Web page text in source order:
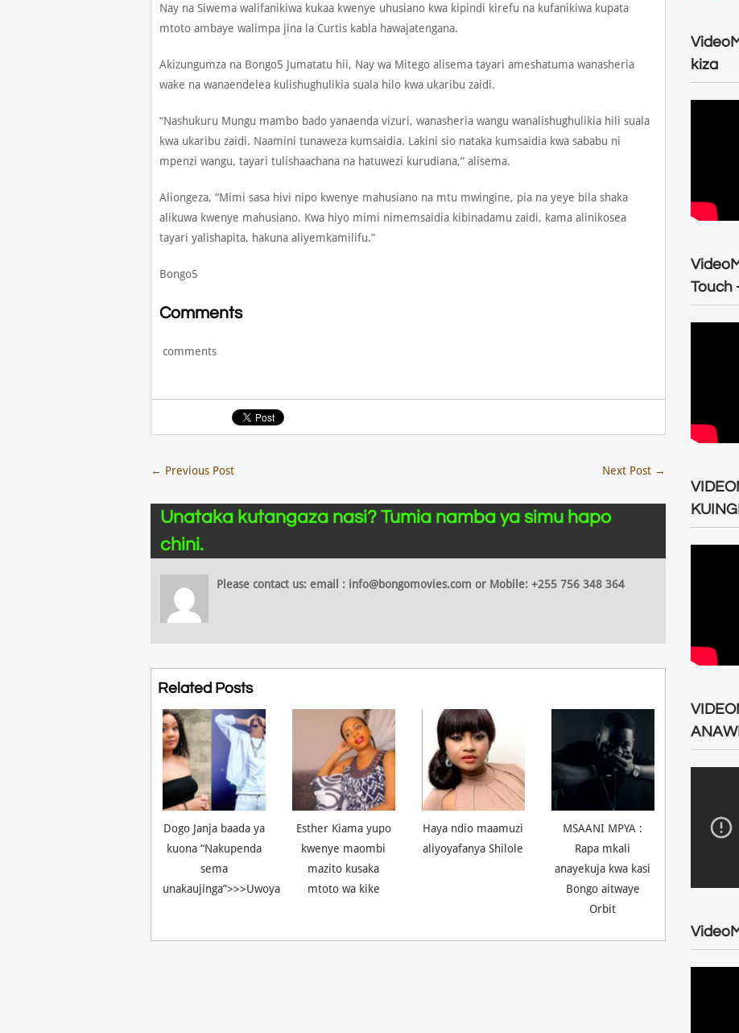
Nay na Siwema walifanikiwa kukaa kwenye uhusiano kwa kipindi kirefu na kufanikiwa kupata
mtoto ambaye walimpa jina la Curtis kabla hawajatengana.
Akizungumza na Bongo5 Jumatatu hii, Nay wa Mitego alisema tayari ameshatuma wanasheria
wake na wanaendelea kulishughulikia suala hilo kwa ukaribu zaidi.
“Nashukuru Mungu mambo bado yanaenda vizuri, wanasheria wangu wanalishughulikia hili suala
kwa ukaribu zaidi. Naamini tunaweza kumsaidia. Lakini sio nataka kumsaidia kwa sababu ni
mpenzi wangu, tayari tulishaachana na hatuwezi kurudiana,” alisema.
Aliongeza, “Mimi sasa hivi nipo kwenye mahusiano na mtu mwingine, pia na yeye bila shaka
alikuwa kwenye mahusiano. Kwa hiyo mimi nimemsaidia kibinadamu zaidi, kama alinikosea
tayari yalishapita, hakuna aliyemkamilifu.”
Bongo5
Comments
comments
← Previous Post Next Post →
Unataka kutangaza nasi? Tumia namba ya simu hapo
chini.
Please contact us: email : info@bongomovies.com or Mobile: +255 756 348 364
Related Posts
Dogo Janja baada ya
kuona “Nakupenda
sema
unakaujinga”>>>Uwoya
Esther Kiama yupo
kwenye maombi
mazito kusaka
mtoto wa kike
Haya ndio maamuzi
aliyoyafanya Shilole
MSAANI MPYA :
Rapa mkali
anayekuja kwa kasi
Bongo aitwaye
Orbit
kiza
Touch